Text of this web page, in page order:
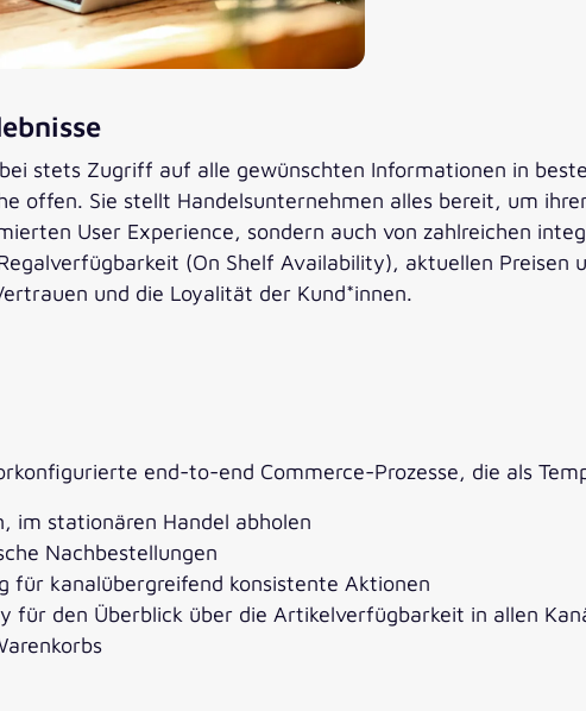
stets Zugriff auf alle gewünschten Informationen in
offen. Sie stellt Handelsunternehmen alles bereit, um
User Experience, sondern auch von zahlreichen
(On Shelf Availability), aktuellen
und die Loyalität der Kund*innen.
end-to-end Commerce-Prozesse, die als
im stationären Handel abholen
Nachbestellungen
für kanalübergreifend konsistente Aktionen
für den Überblick über die Artikelverfügbarkeit in allen